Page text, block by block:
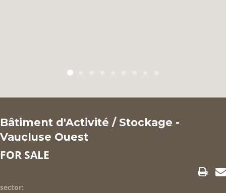
Bâtiment d'Activité / Stockage -
Vaucluse Ouest
FOR SALE
sector: